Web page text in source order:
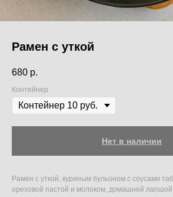
Рамен с уткой
680 р.
Контейнер
Нет в наличии
Рамен с уткой, куриным бульоном с соусами
ореховой пастой и молоком, домашней